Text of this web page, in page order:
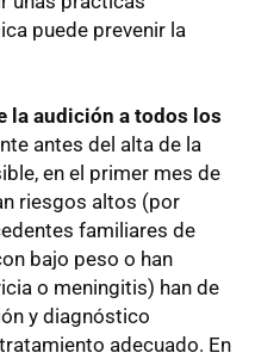
puede prevenir la
la audición a todos los
antes del alta de la
en el primer mes de
riesgos altos (por
familiares de
bajo peso o han
o meningitis) han de
y diagnóstico
adecuado. En